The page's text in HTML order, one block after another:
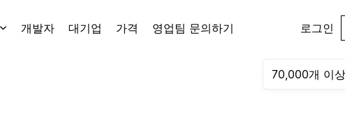
개발자 대기업 가격 영업팀 문의하기 로그인